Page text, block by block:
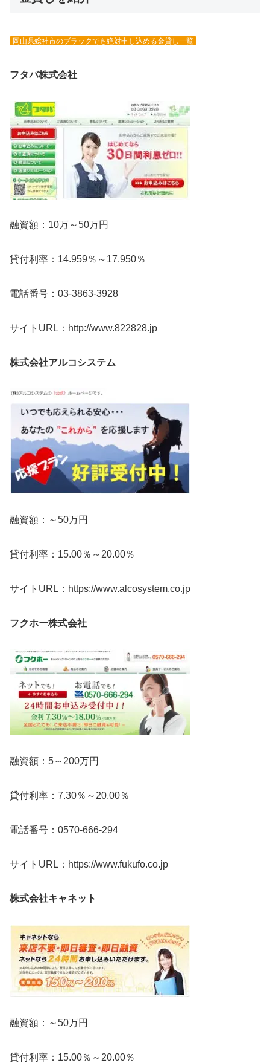
岡山県総社市のブラックでも絶対申し込める金貸し一覧
フタバ株式会社
融資額：10万～50万円
貸付利率：14.959％～17.950％
電話番号：03-3863-3928
サイトURL：http://www.822828.jp
株式会社アルコシステム
融資額：～50万円
貸付利率：15.00％～20.00％
サイトURL：https://www.alcosystem.co.jp
フクホー株式会社
融資額：5～200万円
貸付利率：7.30％～20.00％
電話番号：0570-666-294
サイトURL：https://www.fukufo.co.jp
株式会社キャネット
融資額：～50万円
貸付利率：15.00％～20.00％